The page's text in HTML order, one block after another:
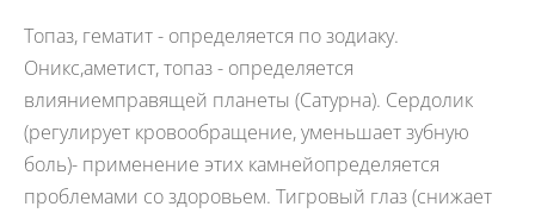
Топаз, гематит - определяется по зодиаку.
Оникс,аметист, топаз - определяется
влияниемправящей планеты (Сатурна). Сердолик
(регулирует кровообращение, уменьшает зубную
боль)- применение этих камнейопределяется
проблемами со здоровьем. Тигровый глаз (снижает